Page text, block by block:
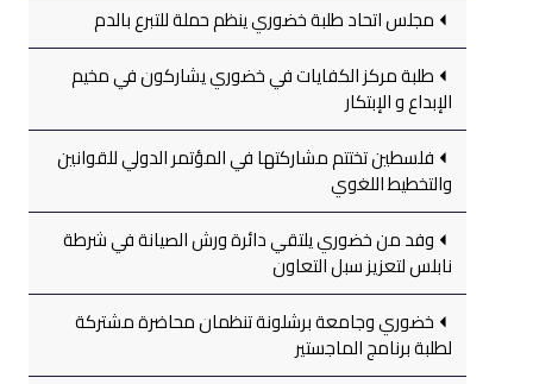
مجلس اتحاد طلبة خضوري ينظم حملة للتبرع بالدم
طلبة مركز الكفايات في خضوري يشاركون في مخيم
الإبداع و الإبتكار
فلسطين تختتم مشاركتها في المؤتمر الدولي للقوانين
والتخطيط اللغوي
وفد من خضوري يلتقي دائرة ورش الصيانة في شرطة
نابلس لتعزيز سبل التعاون
خضوري وجامعة برشلونة تنظمان محاضرة مشتركة
لطلبة برنامج الماجستير